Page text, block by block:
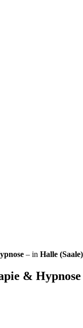
– in Halle (Saale)
& Hypnose